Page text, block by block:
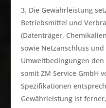
Die Gewährleistung
Betriebsmittel und
(Datenträger,
sowie Netzanschluss
Umweltbedingungen
somit ZM Service GmbH
Spezifikationen
Gewährleistung ist